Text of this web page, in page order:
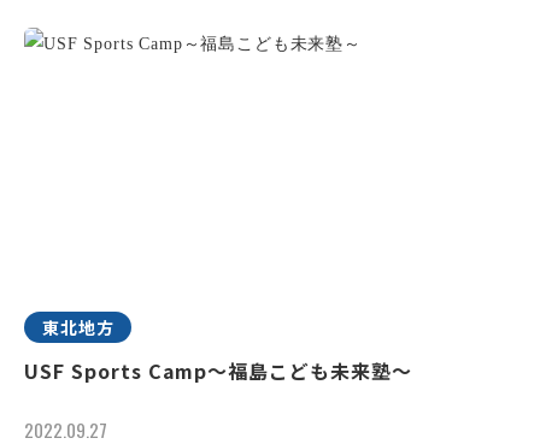
東北地方
USF Sports Camp～福島こども未来塾～
2022.09.27